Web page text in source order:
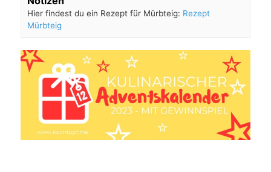
Hier findest du ein Rezept für Mürbteig: Rezept
Mürbteig